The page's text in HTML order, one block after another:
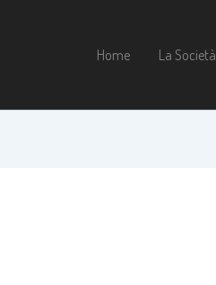
Home La Società